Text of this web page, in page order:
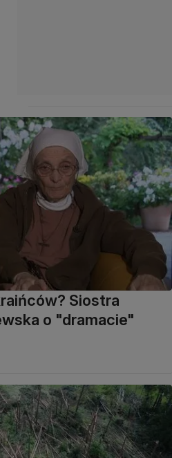
Siostra
o "dramacie"